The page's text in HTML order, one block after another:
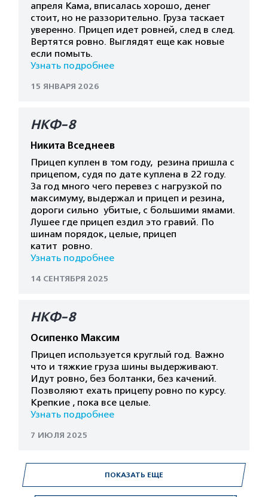
апреля Кама, вписалась хорошо, денег
стоит, но не раззорительно. Груза таскает
уверенно. Прицеп идет ровней, след в след.
Вертятся ровно. Выглядят еще как новые
если помыть.
Узнать подробнее
15 ЯНВАРЯ 2026
НКФ-8
Никита Вседнеев
Прицеп куплен в том году, резина пришла с
прицепом, судя по дате куплена в 22 году.
За год много чего перевез с нагрузкой по
максимуму, выдержал и прицеп и резина,
дороги сильно убитые, с большими ямами.
Лушее где прицеп ездил это гравий. По
шинам порядок, целые, прицеп
катит ровно.
Узнать подробнее
14 СЕНТЯБРЯ 2025
НКФ-8
Осипенко Максим
Прицеп используется круглый год. Важно
что и тяжкие груза шины выдерживают.
Идут ровно, без болтанки, без качений.
Позволяют ехать прицепу ровно по курсу.
Крепкие , пока все целые.
Узнать подробнее
7 ИЮЛЯ 2025
ПОКАЗАТЬ ЕЩЕ